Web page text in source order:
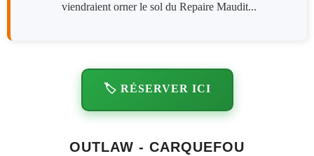
viendraient orner le sol du Repaire Maudit...
🏷️ RÉSERVER ICI
OUTLAW - CARQUEFOU